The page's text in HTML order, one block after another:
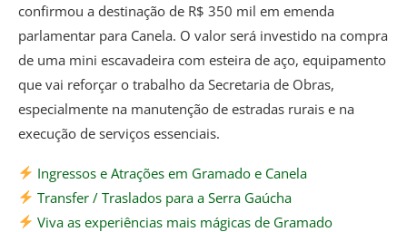
confirmou a destinação de R$ 350 mil em emenda
parlamentar para Canela. O valor será investido na compra
de uma mini escavadeira com esteira de aço, equipamento
que vai reforçar o trabalho da Secretaria de Obras,
especialmente na manutenção de estradas rurais e na
execução de serviços essenciais.
Ingressos e Atrações em Gramado e Canela
Transfer / Traslados para a Serra Gaúcha
Viva as experiências mais mágicas de Gramado